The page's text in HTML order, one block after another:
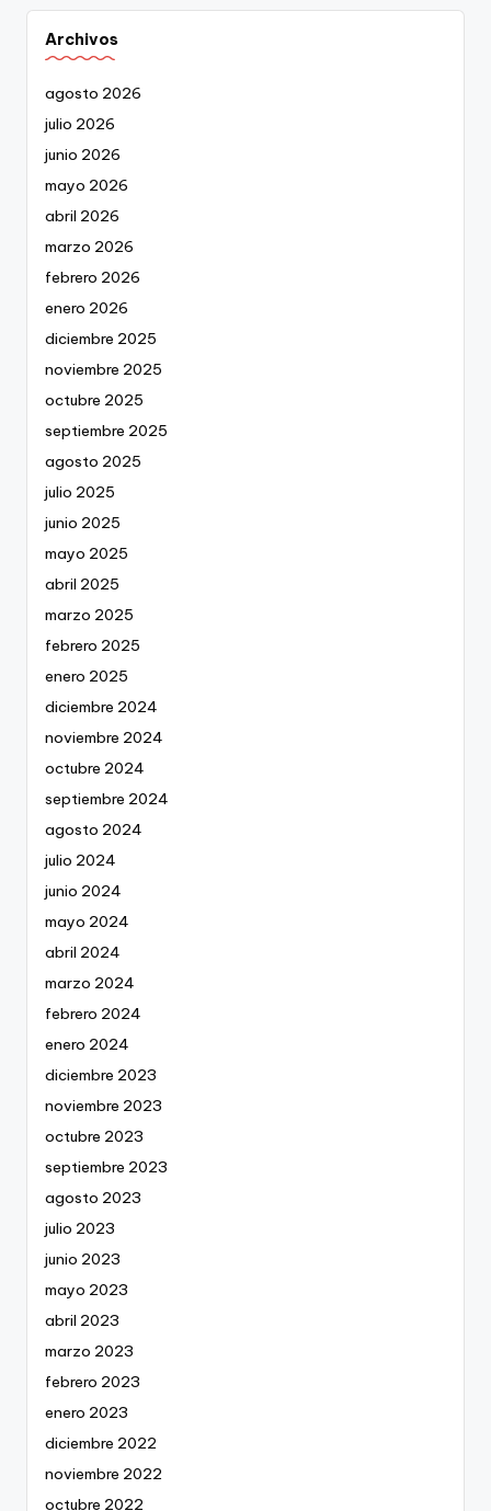
Archivos
agosto 2026
julio 2026
junio 2026
mayo 2026
abril 2026
marzo 2026
febrero 2026
enero 2026
diciembre 2025
noviembre 2025
octubre 2025
septiembre 2025
agosto 2025
julio 2025
junio 2025
mayo 2025
abril 2025
marzo 2025
febrero 2025
enero 2025
diciembre 2024
noviembre 2024
octubre 2024
septiembre 2024
agosto 2024
julio 2024
junio 2024
mayo 2024
abril 2024
marzo 2024
febrero 2024
enero 2024
diciembre 2023
noviembre 2023
octubre 2023
septiembre 2023
agosto 2023
julio 2023
junio 2023
mayo 2023
abril 2023
marzo 2023
febrero 2023
enero 2023
diciembre 2022
noviembre 2022
octubre 2022